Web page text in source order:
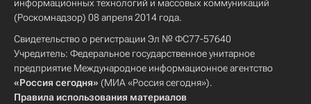
информационных технологий и массовых коммуникаций
(Роскомнадзор) 08 апреля 2014 года.
Свидетельство о регистрации Эл № ФС77-57640
Учредитель: Федеральное государственное унитарное
предприятие Международное информационное агентство
«Россия сегодня» (МИА «Россия сегодня»).
Правила использования материалов